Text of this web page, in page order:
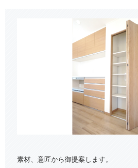
素材、意匠から御提案します。